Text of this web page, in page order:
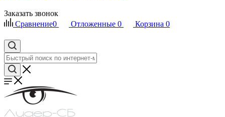
Заказать звонок
Сравнение0 Отложенные 0 Корзина 0